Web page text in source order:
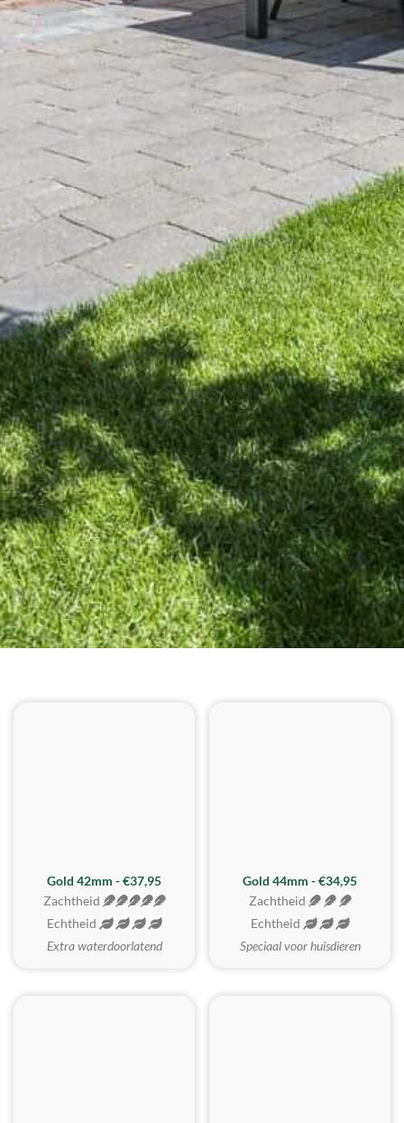
ZACHTSTE
Gold 42mm - €37,95
Zachtheid
Echtheid
Extra waterdoorlatend
Gold 44mm - €34,95
Zachtheid
Echtheid
Speciaal voor huisdieren